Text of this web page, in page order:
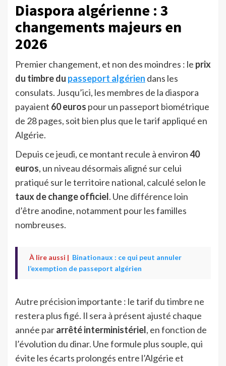
Diaspora algérienne : 3
changements majeurs en
2026
Premier changement, et non des moindres : le prix
du timbre du passeport algérien dans les
consulats. Jusqu’ici, les membres de la diaspora
payaient 60 euros pour un passeport biométrique
de 28 pages, soit bien plus que le tarif appliqué en
Algérie.
Depuis ce jeudi, ce montant recule à environ40
euros, un niveau désormais aligné sur celui
pratiqué sur le territoire national, calculé selon le
taux de change officiel. Une différence loin
d’être anodine, notamment pour les familles
nombreuses.
À lire aussi | Binationaux : ce qui peut annuler
l’exemption de passeport algérien
Autre précision importante : le tarif du timbre ne
restera plus figé. Il sera à présent ajusté chaque
année pararrêté interministériel, en fonction de
l’évolution du dinar. Une formule plus souple, qui
évite les écarts prolongés entre l’Algérie et